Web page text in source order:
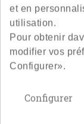
Bouteille Eau De Vie
et en
utilisation.
Pour obtenir
modifier vos
Configurer».
Configurer